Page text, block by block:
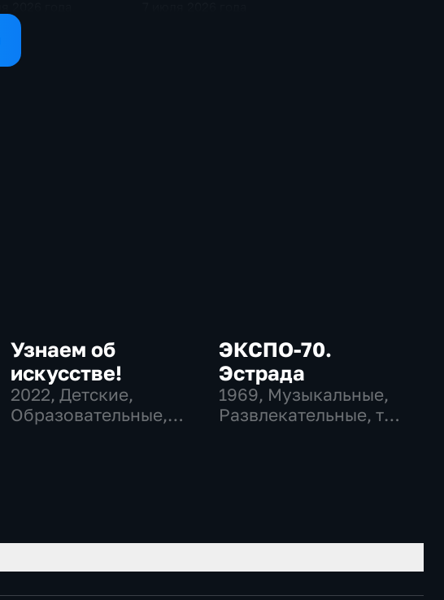
Узнаем об
искусстве!
2022, Детские,
Образовательные,
ЭКСПО-70.
Эстрада
1969, Музыкальные,
Развлекательные, тВ